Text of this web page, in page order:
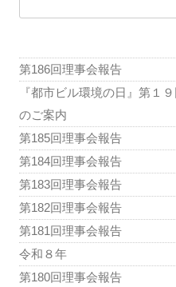
ゲ
ー
ョ
ン
第186回理事会報告
『都市ビル環境の日』第１
のご案内
第185回理事会報告
第184回理事会報告
第183回理事会報告
第182回理事会報告
第181回理事会報告
令和８年
第180回理事会報告